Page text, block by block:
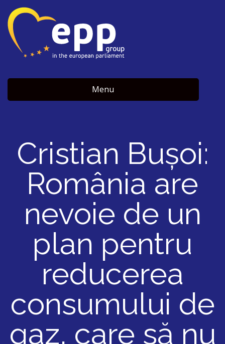
Menu
Cristian Bușoi:
România are
nevoie de un
plan pentru
reducerea
consumului de
gaz, care să nu